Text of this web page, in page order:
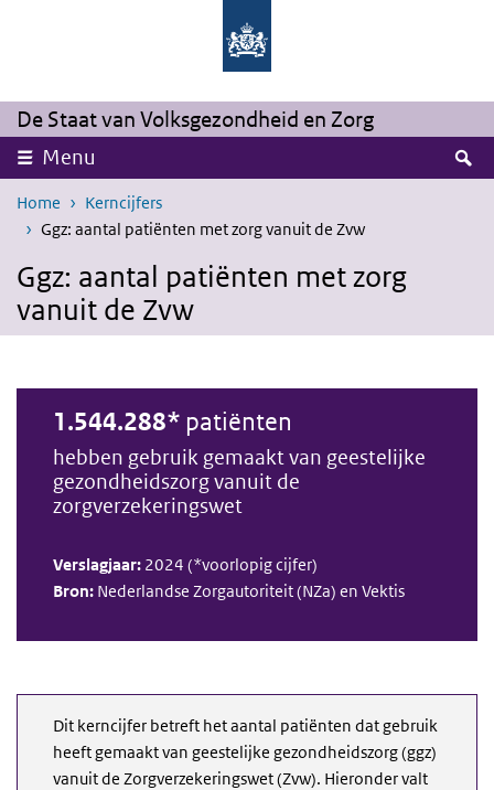
Overslaan en naar de inhoud gaan
De Staat van Volksgezondheid en Zorg
Menu
Home
Kerncijfers
Ggz: aantal patiënten met zorg vanuit de Zvw
Ggz: aantal patiënten met zorg
vanuit de Zvw
1.544.288* patiënten
hebben gebruik gemaakt van geestelijke
gezondheidszorg vanuit de
zorgverzekeringswet
Verslagjaar: 2024 (*voorlopig cijfer)
Bron: Nederlandse Zorgautoriteit (NZa) en Vektis
Dit kerncijfer betreft het aantal patiënten dat gebruik
heeft gemaakt van geestelijke gezondheidszorg (ggz)
vanuit de Zorgverzekeringswet (Zvw). Hieronder valt